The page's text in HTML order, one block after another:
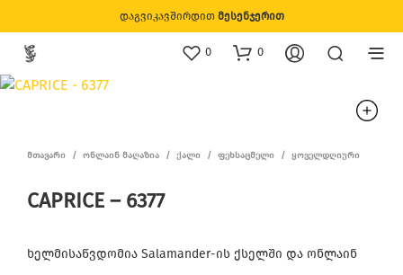
დაგვიკავშირდით მესენჯერით
0 0
ᲛᲗᲐᲕᲐᲠᲘ / ᲝᲜᲚᲐᲘᲜ ᲛᲐᲦᲐᲖᲘᲐ / ᲥᲐᲚᲘ / ᲤᲔᲮᲡᲐᲪᲛᲔᲚᲘ / ᲧᲝᲕᲔᲚᲓᲦᲘᲣᲠᲘ
CAPRICE – 6377
ხელმისაწვდომია Salamander-ის ქსელში და ონლაინ